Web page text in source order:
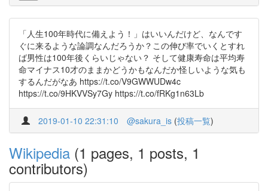
「人生100年時代に備えよう！」はいいんだけど、なんです
ぐに来るような論調なんだろうか？この伸び率でいくとすれ
ば男性は100年後くらいじゃない？ そして健康寿命は平均寿
命マイナス10才のままかどうかもなんだか怪しいような気も
するんだがなあ https://t.co/V9GWWUDw4c
https://t.co/9HKVVSy7Gy https://t.co/fRKg1n63Lb
2019-01-10 22:31:10 @sakura_is (投稿一覧)
Wikipedia (1 pages, 1 posts, 1
contributors)